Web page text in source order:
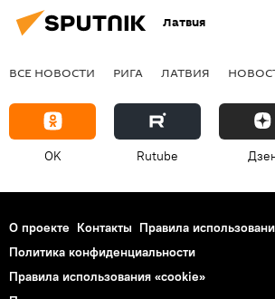
Латвия
ВСЕ НОВОСТИ РИГА ЛАТВИЯ
OK Rutube
О проекте Контакты Правила
Политика конфиденциальности
Правила использования «cookie»